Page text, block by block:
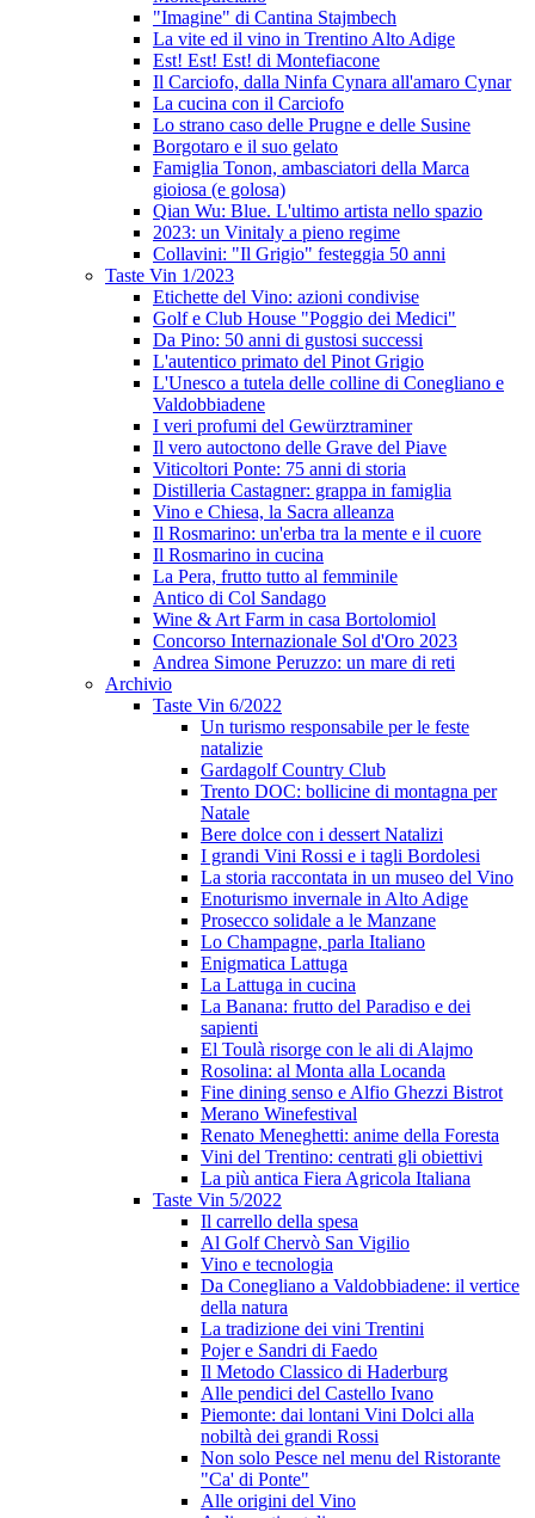
"Imagine" di Cantina Stajmbech
La vite ed il vino in Trentino Alto Adige
Est! Est! Est! di Montefiacone
Il Carciofo, dalla Ninfa Cynara all'amaro Cynar
La cucina con il Carciofo
Lo strano caso delle Prugne e delle Susine
Borgotaro e il suo gelato
Famiglia Tonon, ambasciatori della Marca
gioiosa (e golosa)
Qian Wu: Blue. L'ultimo artista nello spazio
2023: un Vinitaly a pieno regime
Collavini: "Il Grigio" festeggia 50 anni
Taste Vin 1/2023
Etichette del Vino: azioni condivise
Golf e Club House "Poggio dei Medici"
Da Pino: 50 anni di gustosi successi
L'autentico primato del Pinot Grigio
L'Unesco a tutela delle colline di Conegliano e
Valdobbiadene
I veri profumi del Gewürztraminer
Il vero autoctono delle Grave del Piave
Viticoltori Ponte: 75 anni di storia
Distilleria Castagner: grappa in famiglia
Vino e Chiesa, la Sacra alleanza
Il Rosmarino: un'erba tra la mente e il cuore
Il Rosmarino in cucina
La Pera, frutto tutto al femminile
Antico di Col Sandago
Wine & Art Farm in casa Bortolomiol
Concorso Internazionale Sol d'Oro 2023
Andrea Simone Peruzzo: un mare di reti
Archivio
Taste Vin 6/2022
Un turismo responsabile per le feste
natalizie
Gardagolf Country Club
Trento DOC: bollicine di montagna per
Natale
Bere dolce con i dessert Natalizi
I grandi Vini Rossi e i tagli Bordolesi
La storia raccontata in un museo del Vino
Enoturismo invernale in Alto Adige
Prosecco solidale a le Manzane
Lo Champagne, parla Italiano
Enigmatica Lattuga
La Lattuga in cucina
La Banana: frutto del Paradiso e dei
sapienti
El Toulà risorge con le ali di Alajmo
Rosolina: al Monta alla Locanda
Fine dining senso e Alfio Ghezzi Bistrot
Merano Winefestival
Renato Meneghetti: anime della Foresta
Vini del Trentino: centrati gli obiettivi
La più antica Fiera Agricola Italiana
Taste Vin 5/2022
Il carrello della spesa
Al Golf Chervò San Vigilio
Vino e tecnologia
Da Conegliano a Valdobbiadene: il vertice
della natura
La tradizione dei vini Trentini
Pojer e Sandri di Faedo
Il Metodo Classico di Haderburg
Alle pendici del Castello Ivano
Piemonte: dai lontani Vini Dolci alla
nobiltà dei grandi Rossi
Non solo Pesce nel menu del Ristorante
"Ca' di Ponte"
Alle origini del Vino